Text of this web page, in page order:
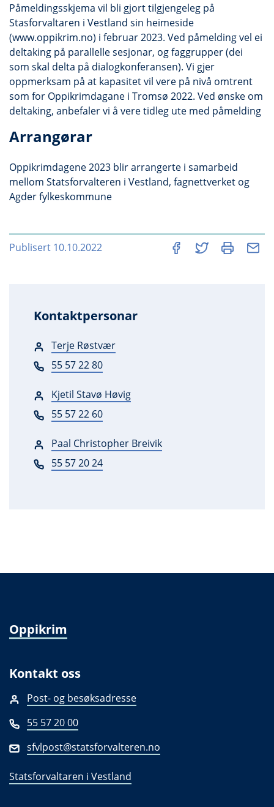
Påmeldingsskjema vil bli gjort tilgjengeleg på
Stasforvaltaren i Vestland sin heimeside
(www.oppikrim.no) i februar 2023. Ved påmelding vel ei
deltaking på parallelle sesjonar, og faggrupper (dei
som skal delta på dialogkonferansen). Vi gjer
oppmerksam på at kapasitet vil vere på nivå omtrent
som for Oppikrimdagane i Tromsø 2022. Ved ønske om
deltaking, anbefaler vi å vere tidleg ute med påmelding
Arrangørar
Oppikrimdagene 2023 blir arrangerte i samarbeid
mellom Statsforvalteren i Vestland, fagnettverket og
Agder fylkeskommune
Publisert 10.10.2022
Kontaktpersonar
Terje Røstvær
55 57 22 80
Kjetil Stavø Høvig
55 57 22 60
Paal Christopher Breivik
55 57 20 24
Oppikrim
Kontakt oss
Post- og besøksadresse
55 57 20 00
sfvlpost@statsforvalteren.no
Statsforvaltaren i Vestland